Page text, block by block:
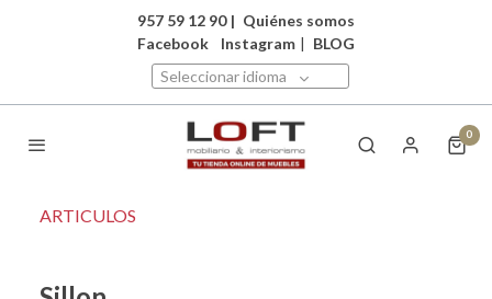
957 59 12 90 | Quiénes somos
Facebook
Instagram | BLOG
Seleccionar idioma
0
ARTICULOS